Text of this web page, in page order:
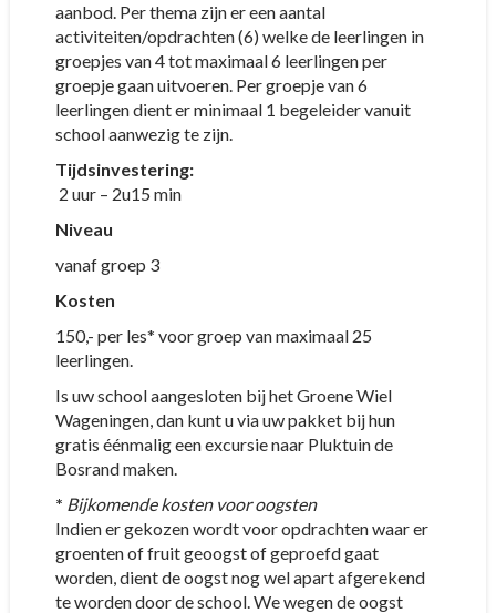
aanbod. Per thema zijn er een aantal
activiteiten/opdrachten (6) welke de leerlingen in
groepjes van 4 tot maximaal 6 leerlingen per
groepje gaan uitvoeren. Per groepje van 6
leerlingen dient er minimaal 1 begeleider vanuit
school aanwezig te zijn.
Tijdsinvestering:
2 uur – 2u15 min
Niveau
vanaf groep 3
Kosten
150,- per les* voor groep van maximaal 25
leerlingen.
Is uw school aangesloten bij het Groene Wiel
Wageningen, dan kunt u via uw pakket bij hun
gratis éénmalig een excursie naar Pluktuin de
Bosrand maken.
* Bijkomende kosten voor oogsten
Indien er gekozen wordt voor opdrachten waar er
groenten of fruit geoogst of geproefd gaat
worden, dient de oogst nog wel apart afgerekend
te worden door de school. We wegen de oogst